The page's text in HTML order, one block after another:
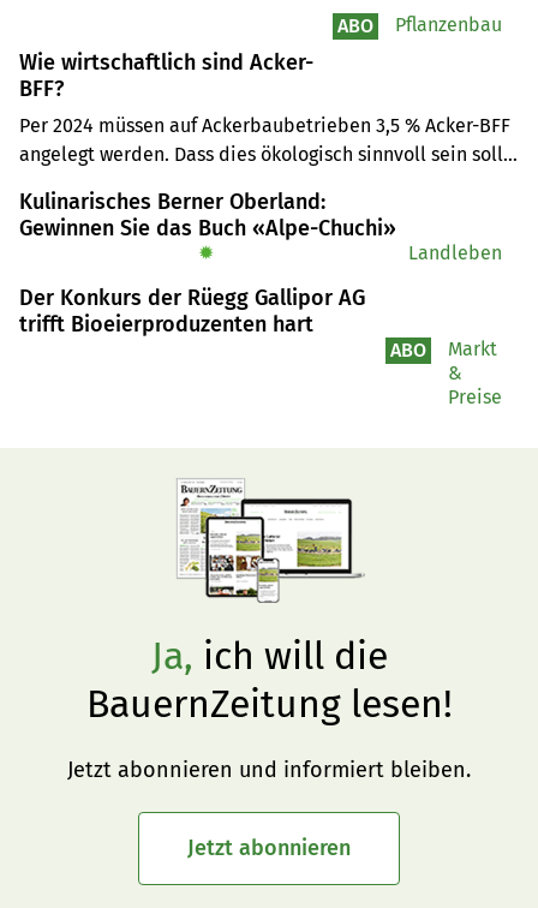
Wie wirtschaftlich sind Acker-
BFF?
Per 2024 müssen auf Ackerbaubetrieben 3,5 % Acker-BFF
angelegt werden. Dass dies ökologisch sinnvoll sein soll,
Dazu wurden auf drei Praxisbetrieben DB-Berechnungen
durchgeführt.
ABO Pflanzenbau
Kulinarisches Berner Oberland:
Gewinnen Sie das Buch «Alpe-Chuchi»
✹ Landleben
Der Konkurs der Rüegg Gallipor AG
trifft Bioeierproduzenten hart
ABO
Markt
&
Preise
Ja, ich will die
BauernZeitung lesen!
Jetzt abonnieren und informiert bleiben.
Jetzt abonnieren